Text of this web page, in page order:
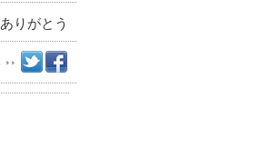
ありがとう